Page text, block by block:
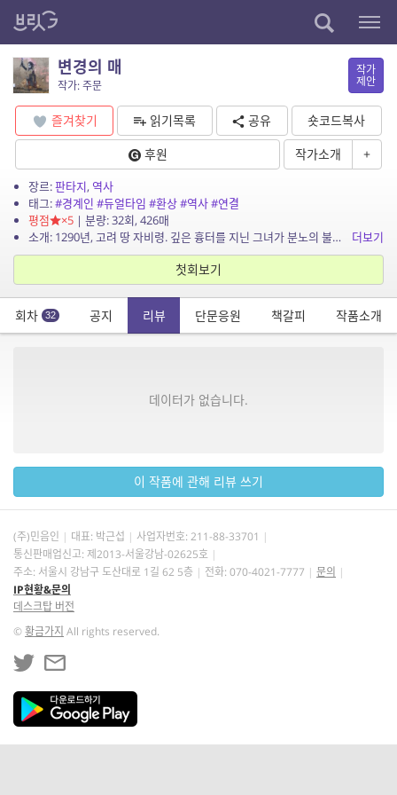
변경의 매
작가: 주문
작가
제안
즐겨찾기 읽기목록 공유
숏코드복사
후원
작가소개 +
장르:판타지, 역사
태그:#경계인 #듀얼타임 #환상#역사#연결
평점
×5| 분량: 32회, 426매
소개: 1290년, 고려 땅 자비령. 깊은 흉터를 지닌 그녀가 분노의 불을 뿜는다. 1890년, 두만강 너머 연해주. 새로운 길을 트려는 그녀가 험난한 강을 건넌다. 둘의 상처는 변경을 ...
더보기
첫회보기
회차 32 공지 리뷰 단문응원 책갈피 작품소개
데이터가 없습니다.
이 작품에 관해 리뷰 쓰기
(주)민음인 대표: 박근섭 사업자번호: 211-88-33701
통신판매업신고: 제2013-서울강남-02625호
주소: 서울시 강남구 도산대로 1길 62 5층
전화: 070-4021-7777
문의
IP현황&문의
데스크탑 버전
©황금가지 All rights reserved.